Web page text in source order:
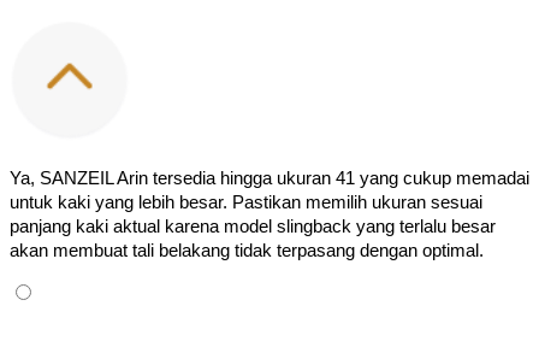
Ya, SANZEIL Arin tersedia hingga ukuran 41 yang cukup memadai
untuk kaki yang lebih besar. Pastikan memilih ukuran sesuai
panjang kaki aktual karena model slingback yang terlalu besar
akan membuat tali belakang tidak terpasang dengan optimal.